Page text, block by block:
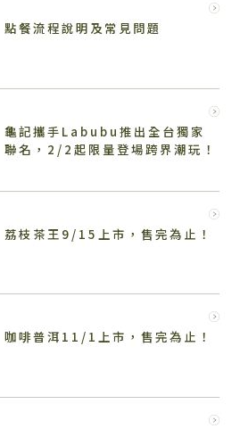
點餐流程說明及常見問題
龜記攜手Labubu推出全台獨家
聯名，2/2起限量登場跨界潮玩！
荔枝茶王9/15上市，售完為止！
咖啡普洱11/1上市，售完為止！